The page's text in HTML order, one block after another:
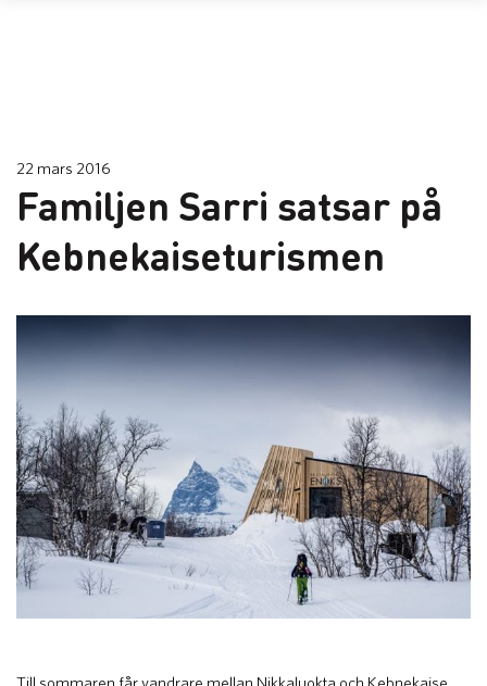
22 mars 2016
Familjen Sarri satsar på
Kebnekaiseturismen
​Till sommaren får vandrare mellan Nikkaluokta och Kebnekaise